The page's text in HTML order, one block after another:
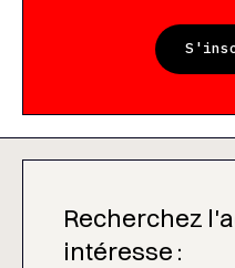
Recherchez
intéresse :